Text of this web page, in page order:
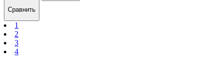
Сравнить
1
2
3
4